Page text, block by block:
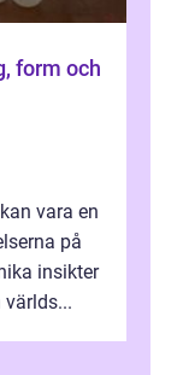
form och
vara en
på
insikter
världs...